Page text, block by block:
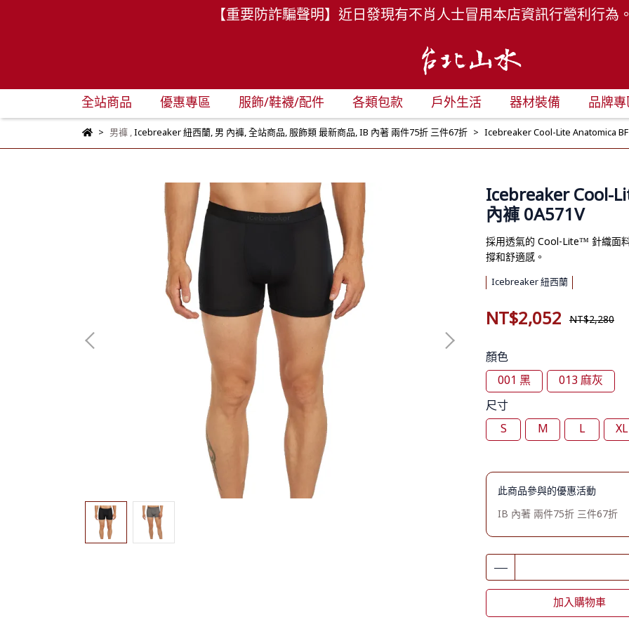
【重要防詐騙聲明】近日發現有不肖人士冒用本店資訊行營利行為
全站商品 優惠專區 服飾/鞋襪/配件 各類包款 戶外生活 器材裝備 品牌
男褲,Icebreaker 紐西蘭, 男 內褲,全站商品,服飾類 最新商品,IB 內著 兩件75折 三件67折 Icebreaker Cool-Lite Anatomica
Icebreaker Cool-
內褲 0A571V
採用透氣的 Cool-Lite™ 針織面
撐和舒適感。
Icebreaker 紐西蘭
NT$2,052 NT$2,280
顏色
001 黑
013 麻灰
尺寸
S
M L XL
此商品參與的優惠活動
IB 內著 兩件75折 三件67折
加入購物車